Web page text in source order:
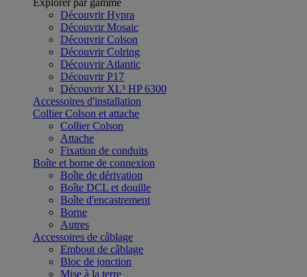
Explorer par gamme
Découvrir Hypra
Découvrir Mosaic
Découvrir Colson
Découvrir Colring
Découvrir Atlantic
Découvrir P17
Découvrir XL³ HP 6300
Accessoires d'installation
Collier Colson et attache
Collier Colson
Attache
Fixation de conduits
Boîte et borne de connexion
Boîte de dérivation
Boîte DCL et douille
Boîte d'encastrement
Borne
Autres
Accessoires de câblage
Embout de câblage
Bloc de jonction
Mise à la terre